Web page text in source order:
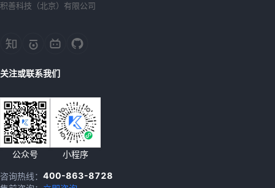
积善科技（北京）有限公司
关注或联系我们
公众号 小程序
咨询热线： 400-863-8728